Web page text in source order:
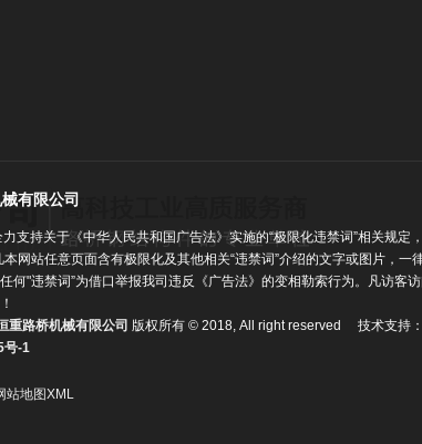
有限公司
支持关于《中华人民共和国广告法》实施的“极限化违禁词”相关规定
本网站任意页面含有极限化及其他相关“违禁词”介绍的文字或图片，一
何"违禁词”为借口举报我司违反《广告法》的变相勒索行为。凡访客
重路桥机械有限公司 版权所有 © 2018, All right reserved 技术支持：
号-1
站地图XML